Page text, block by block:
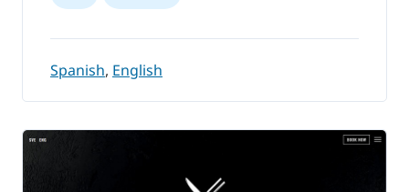
Spanish, English